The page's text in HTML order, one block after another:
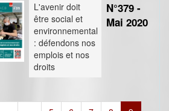
L'avenir doit
être social et
environnemental
: défendons nos
emplois et nos
droits
N°379 -
Mai 2020